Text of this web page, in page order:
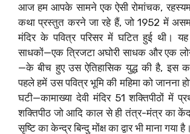
आज हम आपके सामने एक ऐसी रोमांचक,
कथा प्रस्तुत करने जा रहे हैं, जो 1952 में असम
मंदिर के पवित्र परिसर में घटित हुई थी। यह
साधकों—एक त्रिजटा अघोरी साधक और एक
—के बीच हुए उस ऐतिहासिक युद्ध की है, इस
पहले हमें उस पवित्र भूमि की महिमा को जानना
घटी—कामाख्या देवी मंदिर 51 शक्तिपीठों में
शक्तिपीठ जो आदि काल से ही तंत्र-मंत्र का
सृष्टि का केन्द्र बिन्दु मोंक्ष का द्वार भी माना गया है।